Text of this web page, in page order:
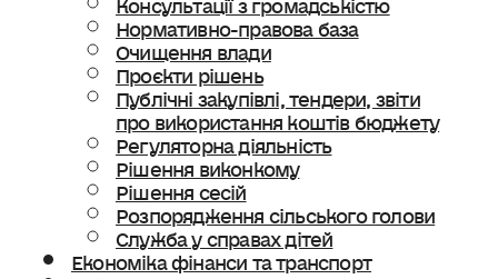
Нормативно-правова база
Очищення влади
Проєкти рішень
Публічні закупівлі, тендери, звіти
про використання коштів бюджету
Регуляторна діяльність
Рішення виконкому
Рішення сесій
Розпорядження сільського голови
Служба у справах дітей
Економіка фінанси та транспорт